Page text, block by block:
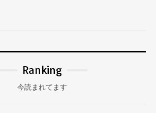
Ranking
今読まれてます